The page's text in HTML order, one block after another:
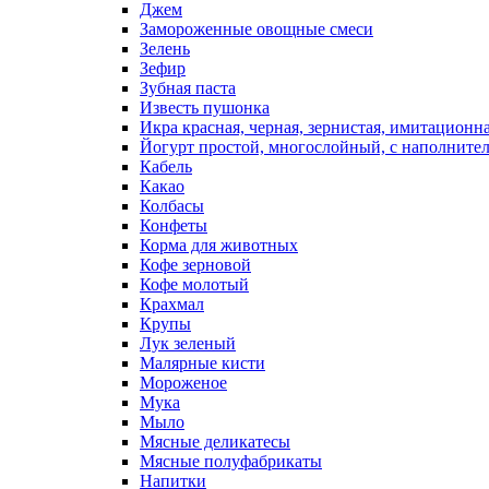
Джем
Замороженные овощные смеси
Зелень
Зефир
Зубная паста
Известь пушонка
Икра красная, черная, зернистая,
Йогурт простой, многослойный, с
Кабель
Какао
Колбасы
Конфеты
Корма для животных
Кофе зерновой
Кофе молотый
Крахмал
Крупы
Лук зеленый
Малярные кисти
Мороженое
Мука
Мыло
Мясные деликатесы
Мясные полуфабрикаты
Напитки